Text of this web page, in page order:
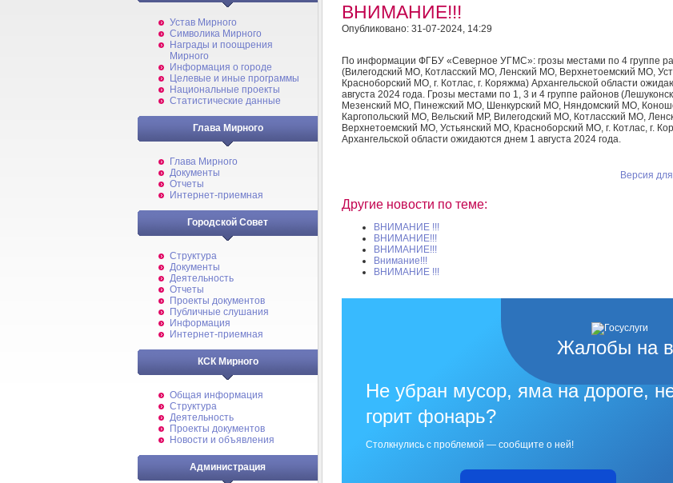
Устав Мирного
Символика Мирного
Награды и поощрения
Мирного
Информация о городе
Целевые и иные программы
Национальные проекты
Статистические данные
Глава Мирного
Глава Мирного
Документы
Отчеты
Интернет-приемная
Городской Совет
Структура
Документы
Деятельность
Отчеты
Проекты документов
Публичные слушания
Информация
Интернет-приемная
КСК Мирного
Общая информация
Структура
Деятельность
Проекты документов
Новости и объявления
Администрация
ВНИМАНИЕ!!!
Опубликовано: 31-07-2024, 14:29
По информации ФГБУ «Северное УГМС»: грозы местами по 4 группе
(Вилегодский МО, Котласский МО, Ленский МО, Верхнетоемский МО,
Красноборский МО, г. Котлас, г. Коряжма) Архангельской области
августа 2024 года. Грозы местами по 1, 3 и 4 группе районов
Мезенский МО, Пинежский МО, Шенкурский МО, Няндомский МО,
Каргопольский МО, Вельский МР, Вилегодский МО, Котласский МО,
Верхнетоемский МО, Устьянский МО, Красноборский МО, г. Котлас, г.
Архангельской области ожидаются днем 1 августа 2024 года.
Версия
Другие новости по теме:
ВНИМАНИЕ !!!
ВНИМАНИЕ!!!
ВНИМАНИЕ!!!
Внимание!!!
ВНИМАНИЕ !!!
Жалобы на
Не убран мусор, яма на дороге,
горит фонарь?
Столкнулись с проблемой — сообщите о ней!